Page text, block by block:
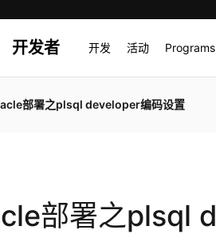
开发者 开发 活动 Programs
部署之plsql developer编码设置
部署之plsql